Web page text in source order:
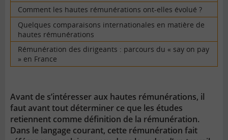
Comment les hautes rémunérations ont-elles évolué ?
Quelques comparaisons internationales en matière de
hautes rémunérations
Rémunération des dirigeants : parcours du « say on pay
» en France
Avant de s’intéresser aux hautes rémunérations, il
faut avant tout déterminer ce que les études
retiennent comme définition de la rémunération.
Dans le langage courant, cette rémunération fait